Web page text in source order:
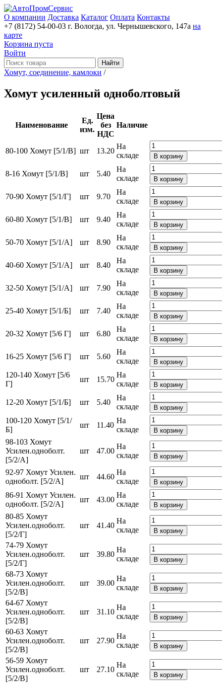
О компании Доставка Каталог Оплата Контакты
+7 (8172) 54-00-03 г. Вологда, ул. Чернышевского, 147а на
карте
Корзина пуста
Войти
Найти
Хомут, соединение, камлоки /
Хомут усиленный одноболтовый
Наименование
Ед.
изм.
Цена
без
НДС
Наличие
80-100 Хомут [5/1/В] шт 13.20
На
складе
В корзину
8-16 Хомут [5/1/В] шт 5.40
На
складе
В корзину
70-90 Хомут [5/1/Г] шт 9.70
На
складе
В корзину
60-80 Хомут [5/1/В] шт 9.40
На
складе
В корзину
50-70 Хомут [5/1/A] шт 8.90
На
складе
В корзину
40-60 Хомут [5/1/A] шт 8.40
На
складе
В корзину
32-50 Хомут [5/1/A] шт 7.90
На
складе
В корзину
25-40 Хомут [5/1/Б] шт 7.40
На
складе
В корзину
20-32 Хомут [5/6 Г] шт 6.80
На
складе
В корзину
16-25 Хомут [5/6 Г] шт 5.60
На
складе
В корзину
120-140 Хомут [5/6
Г]
шт 15.70
На
складе
В корзину
12-20 Хомут [5/1/Б] шт 5.40
На
складе
В корзину
100-120 Хомут [5/1/
Б]
шт 11.40
На
складе
В корзину
98-103 Хомут
Усилен.одноболт.
[5/2/А]
шт 47.00
На
складе
В корзину
92-97 Хомут Усилен.
одноболт. [5/2/А]
шт 44.60
На
складе
В корзину
86-91 Хомут Усилен.
одноболт. [5/2/А]
шт 43.00
На
складе
В корзину
80-85 Хомут
Усилен.одноболт.
[5/2/Г]
шт 41.40
На
складе
В корзину
74-79 Хомут
Усилен.одноболт.
[5/2/Г]
шт 39.80
На
складе
В корзину
68-73 Хомут
Усилен.одноболт.
[5/2/В]
шт 39.00
На
складе
В корзину
64-67 Хомут
Усилен.одноболт.
[5/2/В]
шт 31.10
На
складе
В корзину
60-63 Хомут
Усилен.одноболт.
[5/2/В]
шт 27.90
На
складе
В корзину
56-59 Хомут
Усилен.одноболт.
[5/2/В]
шт 27.10
На
складе
В корзину